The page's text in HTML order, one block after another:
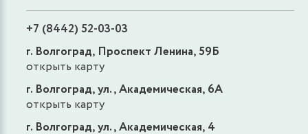
+7 (8442) 52-03-03
г. Волгоград, Проспект Ленина, 59Б
открыть карту
г. Волгоград, ул., Академическая, 6А
открыть карту
г. Волгоград, ул., Академическая, 4